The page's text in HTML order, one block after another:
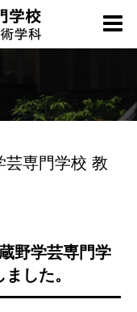
芸専門学校 教
野学芸専門学
した。